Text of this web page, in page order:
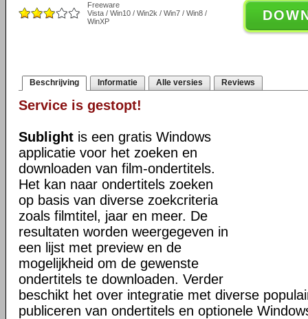
Freeware
Vista / Win10 / Win2k / Win7 / Win8 /
WinXP
Beschrijving Informatie Alle versies Reviews
Service is gestopt!
Sublight is een gratis Windows
applicatie voor het zoeken en
downloaden van film-ondertitels.
Het kan naar ondertitels zoeken
op basis van diverse zoekcriteria
zoals filmtitel, jaar en meer. De
resultaten worden weergegeven in
een lijst met preview en de
mogelijkheid om de gewenste
ondertitels te downloaden. Verder
beschikt het over integratie met diverse
publiceren van ondertitels en optionele